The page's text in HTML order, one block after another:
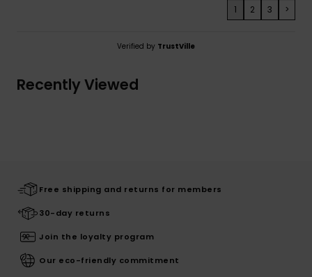
1 2 3 >
Verified by TrustVille
Recently Viewed
Free shipping and returns for members
30-day returns
Join the loyalty program
Our eco-friendly commitment